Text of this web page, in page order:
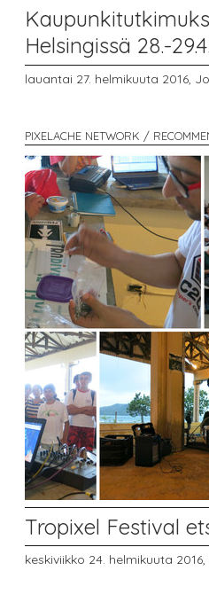
Helsingissä 28.-
lauantai 27. helmikuuta 2016,
PIXELACHE NETWORK /
Tropixel Festival
keskiviikko 24. helmikuuta 2016,